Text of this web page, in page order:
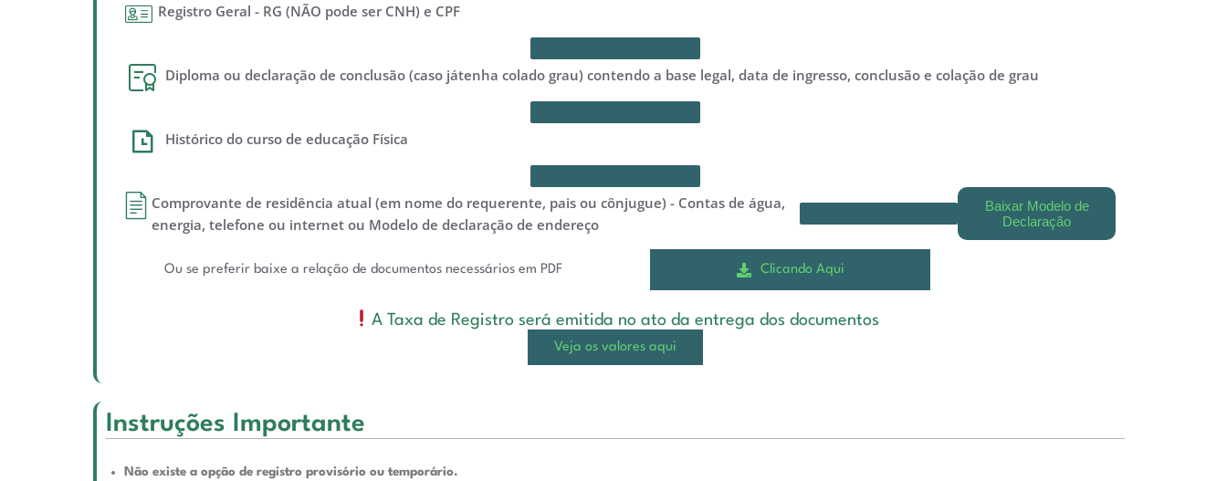
Registro Geral - RG (NÃO pode ser CNH) e CPF
Diploma ou declaração de conclusão (caso játenha colado grau) contendo a base legal, data de ingresso, conclusão e colação de grau
Histórico do curso de educação Física
Comprovante de residência atual (em nome do requerente, pais ou cônjugue) - Contas de água,
energia, telefone ou internet ou Modelo de declaração de endereço
Baixar Modelo de
Declaração
Ou se preferir baixe a relação de documentos necessários em PDF Clicando Aqui
A Taxa de Registro será emitida no ato da entrega dos documentos
Veja os valores aqui
Instruções Importante
Não existe a opção de registro provisório ou temporário.